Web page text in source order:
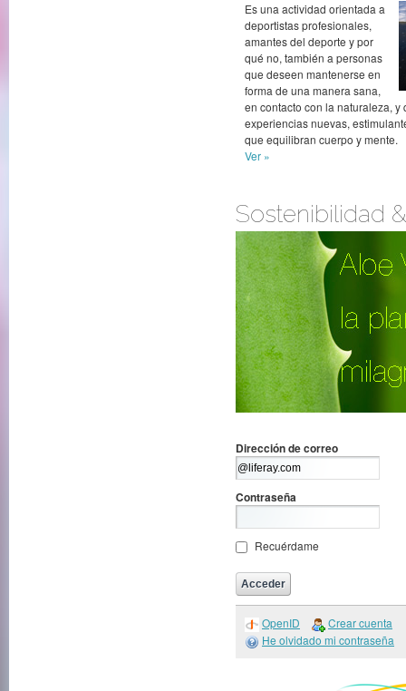
Es una actividad orientada a
deportistas profesionales,
amantes del deporte y por
qué no, también a personas
que deseen mantenerse en
forma de una manera sana,
en contacto con la naturaleza, y
experiencias nuevas,
que equilibran cuerpo y mente.
Ver »
Sostenibilidad
Dirección de correo
Contraseña
Recuérdame
OpenID
Crear cuenta
He olvidado mi contraseña